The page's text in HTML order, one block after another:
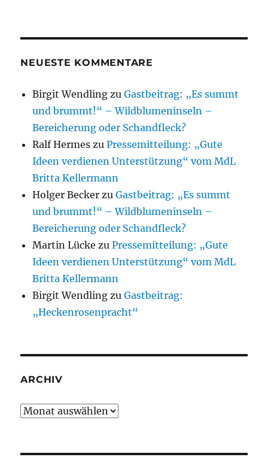
NEUESTE KOMMENTARE
Birgit Wendling zuGastbeitrag: „Es summt
und brummt!“ – Wildblumeninseln –
Bereicherung oder Schandfleck?
Ralf Hermes zuPressemitteilung: „Gute
Ideen verdienen Unterstützung“ vom MdL
Britta Kellermann
Holger Becker zuGastbeitrag: „Es summt
und brummt!“ – Wildblumeninseln –
Bereicherung oder Schandfleck?
Martin Lücke zuPressemitteilung: „Gute
Ideen verdienen Unterstützung“ vom MdL
Britta Kellermann
Birgit Wendling zuGastbeitrag:
„Heckenrosenpracht“
ARCHIV
Archiv